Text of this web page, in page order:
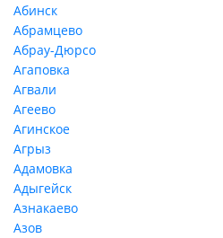
Абинск
Абрамцево
Абрау-Дюрсо
Агаповка
Агвали
Агеево
Агинское
Агрыз
Адамовка
Адыгейск
Азнакаево
Азов